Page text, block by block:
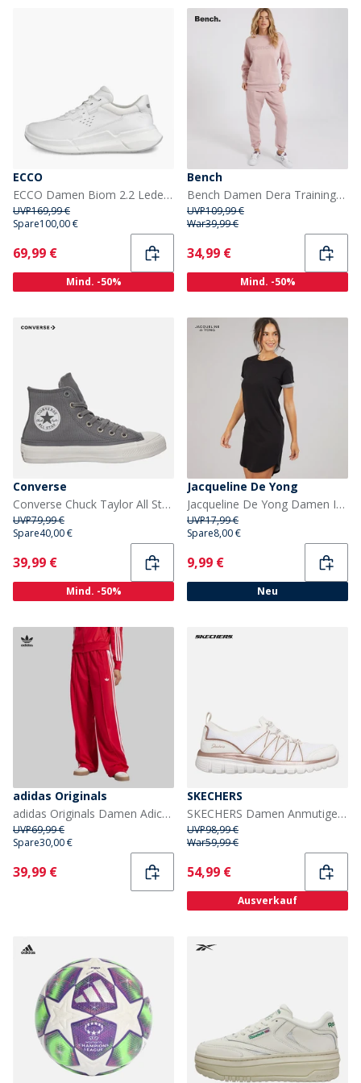
ECCO
ECCO Damen Biom 2.2 Leder Turnschuhe Weiß
UVP169,99 €
Spare100,00 €
Current
69,99 €
Mind. -50%
Bench
Bench Damen Dera Trainingsanzug Gewaschen Staubiges Rosa
UVP109,99 €
War39,99 €
Current
34,99 €
Mind. -50%
Converse
Converse Chuck Taylor All Star Hi Doppel Schnürsenkel Sneaker Sharkskin/Vintage White
UVP79,99 €
Spare40,00 €
Current
39,99 €
Mind. -50%
Jacqueline De Yong
Jacqueline De Yong Damen Ivy Kurzarm Kleid Schwarz
UVP17,99 €
Spare8,00 €
Current
9,99 €
Neu
adidas Originals
adidas Originals Damen Adicolor Classic Firebird Locker geschnittene Trainingshose Better Scarlet/Weiß
UVP69,99 €
Spare30,00 €
Current
39,99 €
SKECHERS
SKECHERS Damen Anmutige Sneaker Weiß
UVP98,99 €
War59,99 €
Current
54,99 €
Ausverkauf